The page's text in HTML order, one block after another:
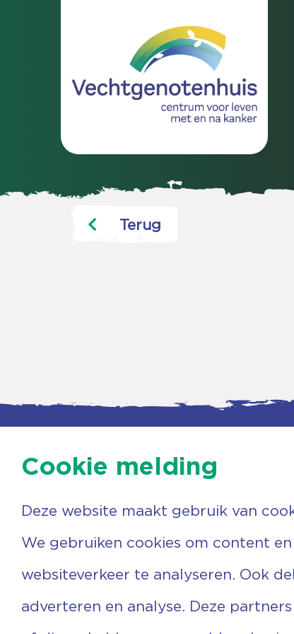
Terug
Agenda
Nieuwsbrief
Vrijwilligers
Steun ons
Cookie melding
Deze website maakt gebruik van
We gebruiken cookies om content
websiteverkeer te analyseren. Ook
adverteren en analyse. Deze